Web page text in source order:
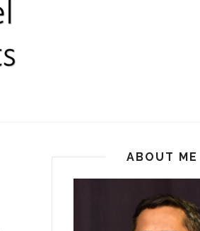
ABOUT ME